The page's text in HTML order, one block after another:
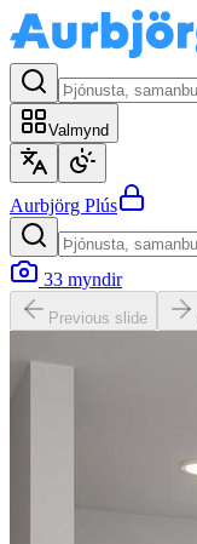
Valmynd
Aurbjörg Plús
33 myndir
Previous slide